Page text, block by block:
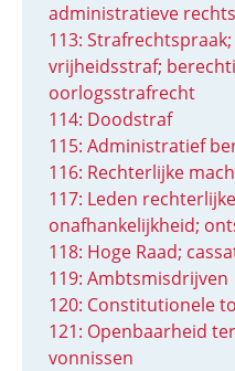
administratieve
113:
vrijheidsstraf;
oorlogsstrafrecht
114: Doodstraf
115: Administratief
116: Rechterlijke
117: Leden
onafhankelijkheid;
118: Hoge Raad;
119: Ambtsmisdrijven
120: Constitutionele
121: Openbaarheid
vonnissen